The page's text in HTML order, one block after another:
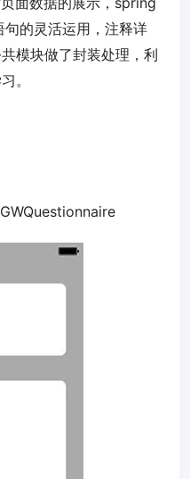
的灵活运用，注释详
模块做了封装处理，利
。